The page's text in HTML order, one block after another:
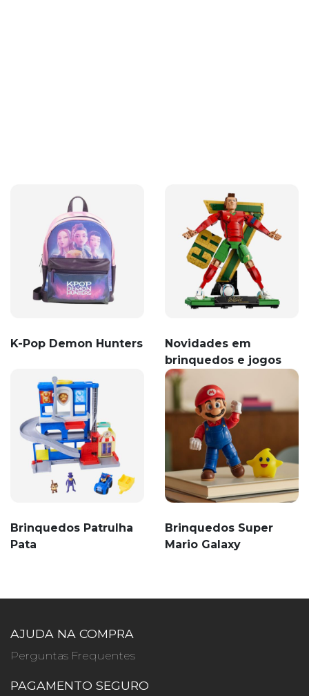
K-Pop Demon Hunters
Novidades em
brinquedos e jogos
Brinquedos Patrulha
Pata
Brinquedos Super
Mario Galaxy
AJUDA NA COMPRA
Perguntas Frequentes
PAGAMENTO SEGURO